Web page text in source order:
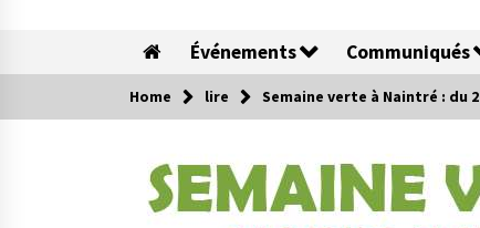
Événements Communiqués
Home lire Semaine verte à Naintré : du